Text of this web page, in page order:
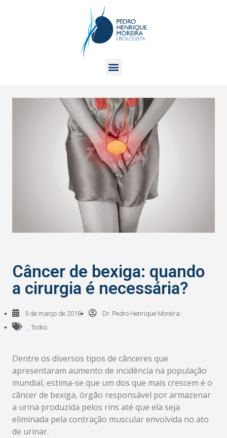
Câncer de bexiga: quando
a cirurgia é necessária?
9 de março de 2018
Dr. Pedro Henrique Moreira
, Todos
Dentre os diversos tipos de cânceres que
apresentaram aumento de incidência na população
mundial, estima-se que um dos que mais crescem é o
câncer de bexiga, órgão responsável por armazenar
a urina produzida pelos rins até que ela seja
eliminada pela contração muscular envolvida no ato
de urinar.